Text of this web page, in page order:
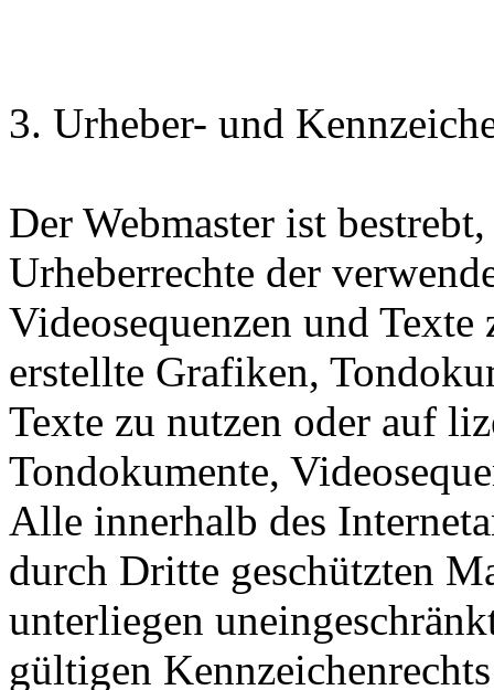
3. Urheber- und
Der Webmaster ist
Urheberrechte der
Videosequenzen und
erstellte Grafiken,
Texte zu nutzen oder auf
Tondokumente,
Alle innerhalb des
durch Dritte geschützten
unterliegen
gültigen